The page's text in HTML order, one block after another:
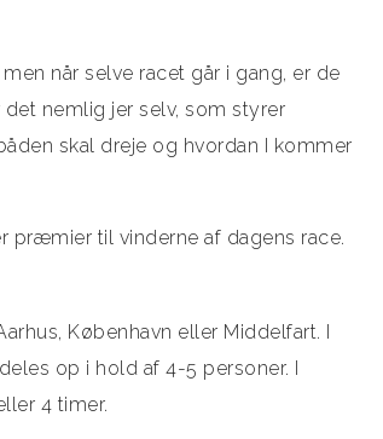
når selve racet går i gang, er de
nemlig jer selv, som styrer
skal dreje og hvordan I kommer
til vinderne af dagens race.
København eller Middelfart. I
op i hold af 4-5 personer. I
4 timer.